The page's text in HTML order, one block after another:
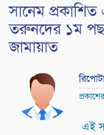
সানেম
তরুনদের ১ম
জামায়াত
এই